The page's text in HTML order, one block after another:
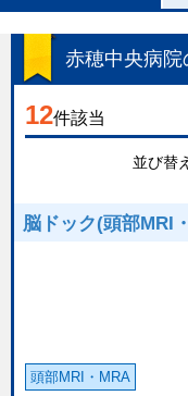
赤穂中央病院
12件該当
並び替
脳ドック(頭部MRI
頭部MRI・MRA